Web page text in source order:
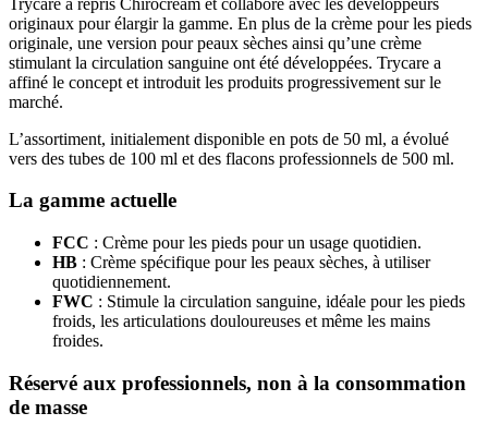
originaux pour élargir la gamme. En plus de la crème pour les pieds
originale, une version pour peaux sèches ainsi qu’une crème
stimulant la circulation sanguine ont été développées. Trycare a
affiné le concept et introduit les produits progressivement sur le
marché.
L’assortiment, initialement disponible en pots de 50 ml, a évolué
vers des tubes de 100 ml et des flacons professionnels de 500 ml.
La gamme actuelle
FCC : Crème pour les pieds pour un usage quotidien.
HB : Crème spécifique pour les peaux sèches, à utiliser
quotidiennement.
FWC : Stimule la circulation sanguine, idéale pour les pieds
froids, les articulations douloureuses et même les mains
froides.
Réservé aux professionnels, non à la consommation
de masse